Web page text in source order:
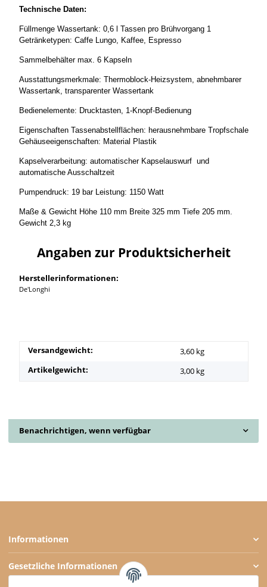
Technische Daten:
Füllmenge Wassertank: 0,6 l Tassen pro Brühvorgang 1
Getränketypen: Caffe Lungo, Kaffee, Espresso
Sammelbehälter max. 6 Kapseln
Ausstattungsmerkmale: Thermoblock-Heizsystem, abnehmbarer
Wassertank, transparenter Wassertank
Bedienelemente: Drucktasten, 1-Knopf-Bedienung
Eigenschaften Tassenabstellflächen: herausnehmbare Tropfschale
Gehäuseeigenschaften: Material Plastik
Kapselverarbeitung: automatischer Kapselauswurf und
automatische Ausschaltzeit
Pumpendruck: 19 bar Leistung: 1150 Watt
Maße & Gewicht Höhe 110 mm Breite 325 mm Tiefe 205 mm.
Gewicht 2,3 kg
Angaben zur Produktsicherheit
Herstellerinformationen:
De'Longhi
Versandgewicht:
3,60 kg
Artikelgewicht:
3,00 kg
Benachrichtigen, wenn verfügbar
Informationen
Gesetzliche Informationen